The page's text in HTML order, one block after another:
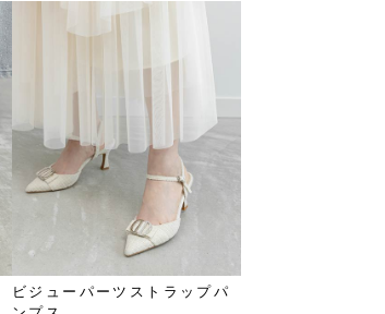
ビジューパーツストラップパ